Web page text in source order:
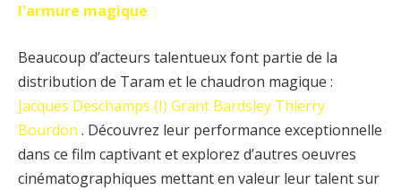
l'armure magique
Beaucoup d’acteurs talentueux font partie de la
distribution de Taram et le chaudron magique :
Jacques Deschamps (I) Grant Bardsley Thierry
Bourdon . Découvrez leur performance exceptionnelle
dans ce film captivant et explorez d’autres oeuvres
cinématographiques mettant en valeur leur talent sur